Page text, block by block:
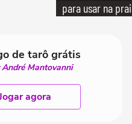
para usar na
de tarô grátis
Mantovanni
agora